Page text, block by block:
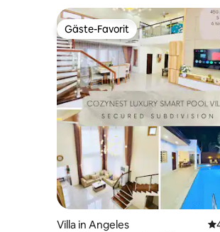
Gäste-Favorit
Gäste-Favorit
Villa in Angeles